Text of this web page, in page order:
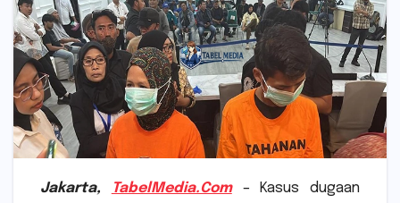
Jakarta, TabelMedia.Com–
Kasus dugaan